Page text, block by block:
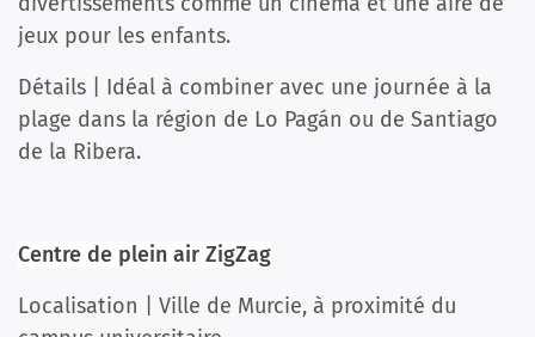
jeux pour les enfants.
Détails | Idéal à combiner avec une journée à la
plage dans la région de Lo Pagán ou de Santiago
de la Ribera.
Centre de plein air ZigZag
Localisation | Ville de Murcie, à proximité du